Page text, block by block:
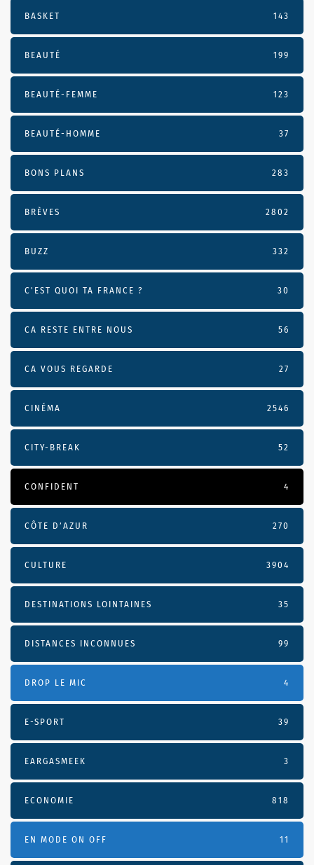
BASKET 143
BEAUTÉ 199
BEAUTÉ-FEMME 123
BEAUTÉ-HOMME 37
BONS PLANS 283
BRÈVES 2802
BUZZ 332
C'EST QUOI TA FRANCE ? 30
CA RESTE ENTRE NOUS 56
CA VOUS REGARDE 27
CINÉMA 2546
CITY-BREAK 52
CONFIDENT 4
CÔTE D’AZUR 270
CULTURE 3904
DESTINATIONS LOINTAINES 35
DISTANCES INCONNUES 99
DROP LE MIC 4
E-SPORT 39
EARGASMEEK 3
ECONOMIE 818
EN MODE ON OFF 11